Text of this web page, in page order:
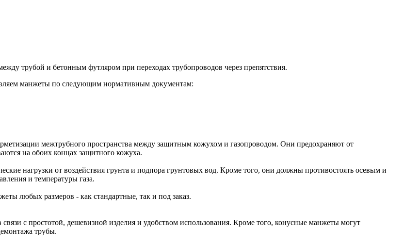
трубой и бетонным футляром при переходах трубопроводов через препятствия.
манжеты по следующим нормативным документам:
межтрубного пространства между защитным кожухом и газопроводом. Они предохраняют от
на обоих концах защитного кожуха.
нагрузки от воздействия грунта и подпора грунтовых вод. Кроме того, они должны противостоять осевым и
и температуры газа.
любых размеров - как стандартные, так и под заказ.
с простотой, дешевизной изделия и удобством использования. Кроме того, конусные манжеты могут
трубы.